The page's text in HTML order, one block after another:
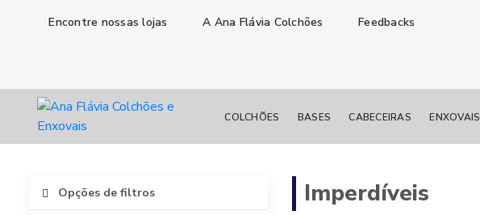
Encontre nossas lojas A Ana Flávia Colchões Feedbacks
COLCHÕES BASES CABECEIRAS ENXOVAIS
Opções de filtros Imperdíveis